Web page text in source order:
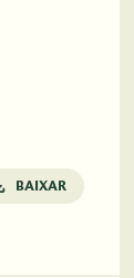
BAIXAR